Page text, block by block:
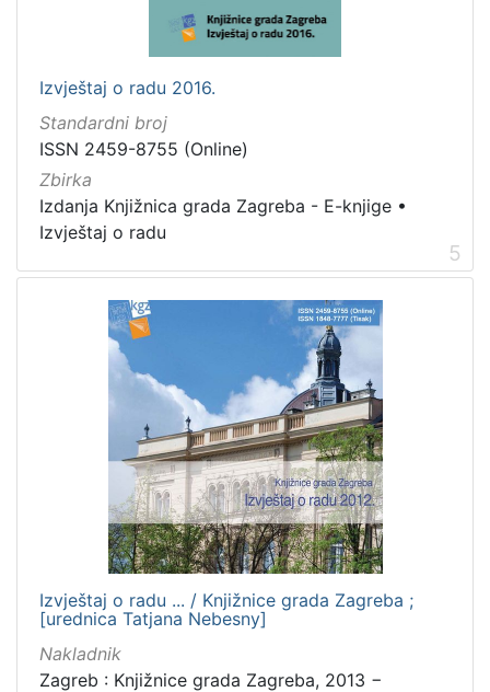
Izvještaj o radu 2016.
Standardni broj
ISSN 2459-8755 (Online)
Zbirka
Izdanja Knjižnica grada Zagreba - E-knjige •
Izvještaj o radu
5
Izvještaj o radu ... / Knjižnice grada Zagreba ;
[urednica Tatjana Nebesny]
Nakladnik
Zagreb : Knjižnice grada Zagreba, 2013 −